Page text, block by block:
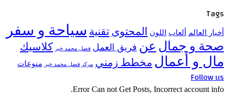
Tags
أخبار العالم ألعاب اللون المحتوى تقنية سياحة و سفر
صحة و جمال عن فريق العمل فضل محمد خير كلاسيك
مال و أعمال مخطط زمني مركز فضل محمد خير منوعات
Follow us
Error Can not Get Posts, Incorrect account info.